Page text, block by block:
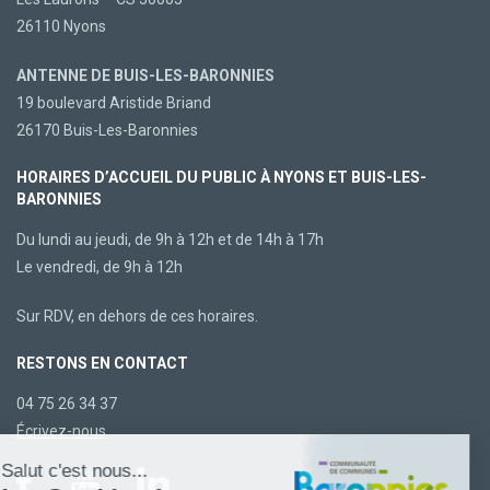
26110 Nyons
ANTENNE DE BUIS-LES-BARONNIES
19 boulevard Aristide Briand
26170 Buis-Les-Baronnies
HORAIRES D’ACCUEIL DU PUBLIC À NYONS ET BUIS-LES-
BARONNIES
Du lundi au jeudi, de 9h à 12h et de 14h à 17h
Le vendredi, de 9h à 12h
Sur RDV, en dehors de ces horaires.
RESTONS EN CONTACT
04 75 26 34 37
Écrivez-nous